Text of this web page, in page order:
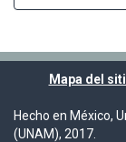
Mapa del
Hecho en México,
(UNAM), 2017.